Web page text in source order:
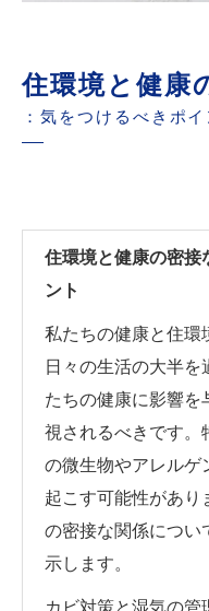
住環境と健康
：気をつけるべきポイ
住環境と健康の密接
ント
私たちの健康と住環
日々の生活の大半
たちの健康に影響を
視されるべきです。
の微生物やアレルゲ
起こす可能性があり
の密接な関係につい
示します。